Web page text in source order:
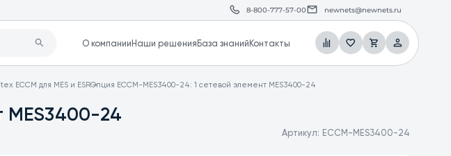
8-800-777-57-00 newnets@newnets.ru
О компании Наши решения База знаний Контакты
ECCM для MES и ESRОпция ECCM-MES3400-24: 1 сетевой элемент MES3400-24
MES3400-24
Артикул: ECCM-MES3400-24